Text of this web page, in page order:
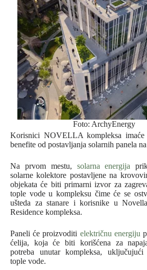
Foto: ArchyEnergy
Korisnici NOVELLA kompleksa imaće
benefite od postavljanja solarnih panela
Na prvom mestu, solarna energija
solarne kolektore postavljene na
objekata će biti primarni izvor za
tople vode u kompleksu čime će se
ušteda za stanare i korisnike u
Residence kompleksa.
Paneli će proizvoditi električnu energiju
ćelija, koja će biti korišćena za
potreba unutar kompleksa,
tople vode.